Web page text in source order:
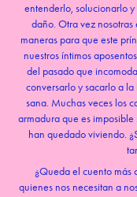
entenderlo, solucionarlo
daño. Otra vez nosotras
maneras para que este
nuestros íntimos
del pasado que
conversarlo y sacarlo a
sana. Muchas veces los
armadura que es
han quedado viviendo.
¿Queda el cuento más
quienes nos necesitan a